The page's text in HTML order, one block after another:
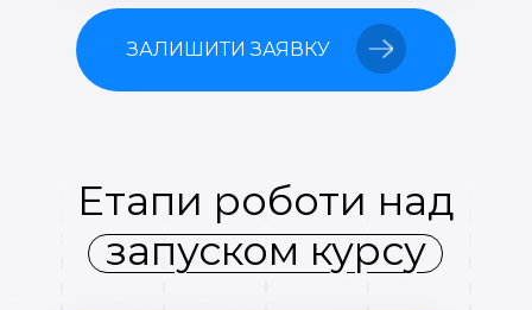
ЗАЛИШИТИ ЗАЯВКУ
Етапи роботи над
запуском курсу